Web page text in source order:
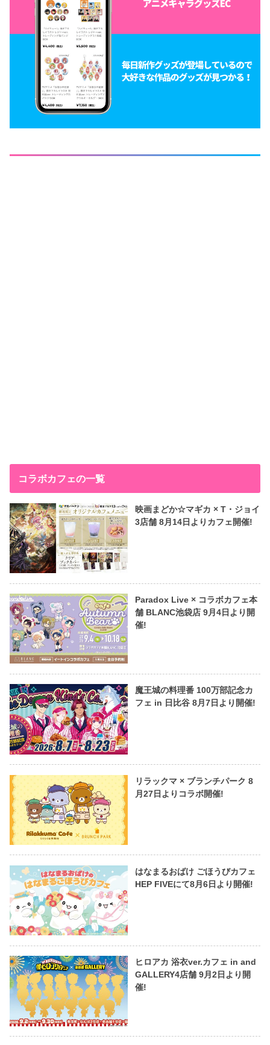
コラボカフェの一覧
映画まどか☆マギカ × T・ジョイ
3店舗 8月14日よりカフェ開催!
Paradox Live × コラボカフェ本
舗 BLANC池袋店 9月4日より開
催!
魔王城の料理番 100万部記念カ
フェ in 日比谷 8月7日より開催!
リラックマ × ブランチパーク 8
月27日よりコラボ開催!
はなまるおばけ ごほうびカフェ
HEP FIVEにて8月6日より開催!
ヒロアカ 浴衣ver.カフェ in and
GALLERY4店舗 9月2日より開
催!